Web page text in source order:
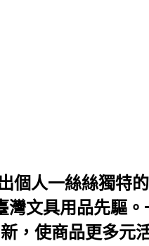
個人一絲絲獨特
文具用品先驅
，使商品更多元